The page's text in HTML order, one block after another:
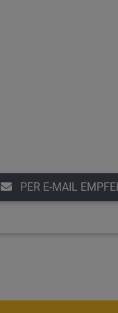
PER E-MAIL